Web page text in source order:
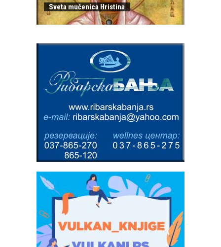
Sveta mučenica Hristina